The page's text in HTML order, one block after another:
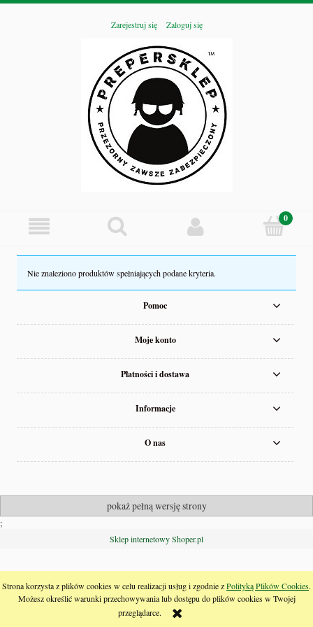
Strona korzysta z plików cookies w celu realizacji usług i zgodnie zPolityką Plików Cookies.
Możesz określić warunki przechowywania lub dostępu do plików cookies w Twojej
przeglądarce.
Zarejestruj się Zaloguj się
Nie znaleziono produktów spełniających podane kryteria.
Pomoc
Moje konto
Płatności i dostawa
Informacje
O nas
pokaż pełną wersję strony
;
Sklep internetowy Shoper.pl